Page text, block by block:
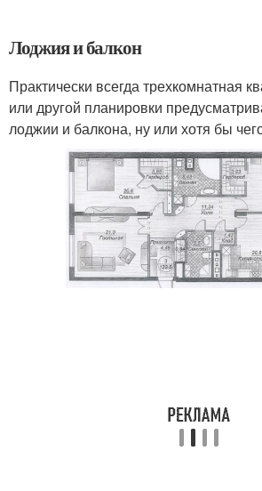
Лоджия и балкон
Практически всегда трехкомнатная
или другой планировки
лоджии и балкона, ну или хотя бы